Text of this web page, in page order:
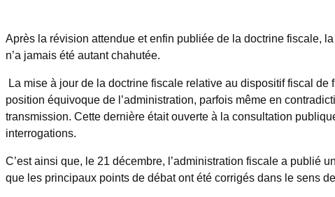
Après la révision attendue et enfin publiée de la doctrine fiscale,
n’a jamais été autant chahutée.
La mise à jour de la doctrine fiscale relative au dispositif fiscal
position équivoque de l’administration, parfois même en
transmission. Cette dernière était ouverte à la consultation
interrogations.
C’est ainsi que, le 21 décembre, l’administration fiscale a publié
que les principaux points de débat ont été corrigés dans le sens